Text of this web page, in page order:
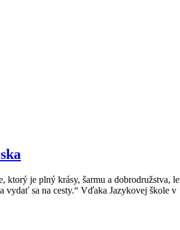
ktorý je plný krásy, šarmu a dobrodružstva,
vydať sa na cesty.“ Vďaka Jazykovej škole v